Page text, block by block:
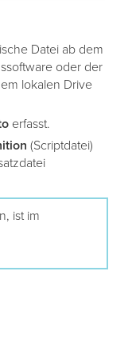
Datei ab dem
oder der
lokalen Drive
erfasst.
(Scriptdatei)
ist im